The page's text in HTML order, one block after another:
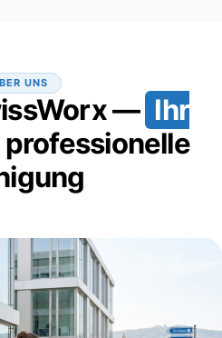
UNS
— Ihr